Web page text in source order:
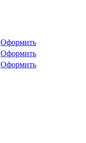
Оформить
Оформить
Оформить